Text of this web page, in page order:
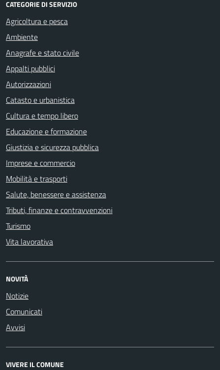
CATEGORIE DI SERVIZIO
Agricoltura e pesca
Ambiente
Anagrafe e stato civile
Appalti pubblici
Autorizzazioni
Catasto e urbanistica
Cultura e tempo libero
Educazione e formazione
Giustizia e sicurezza pubblica
Imprese e commercio
Mobilità e trasporti
Salute, benessere e assistenza
Tributi, finanze e contravvenzioni
Turismo
Vita lavorativa
NOVITÀ
Notizie
Comunicati
Avvisi
VIVERE IL COMUNE